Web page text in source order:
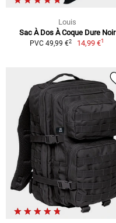
Louis
Sac À Dos À Coque Dure Noir
PVC 49,99 €2 14,99 €1